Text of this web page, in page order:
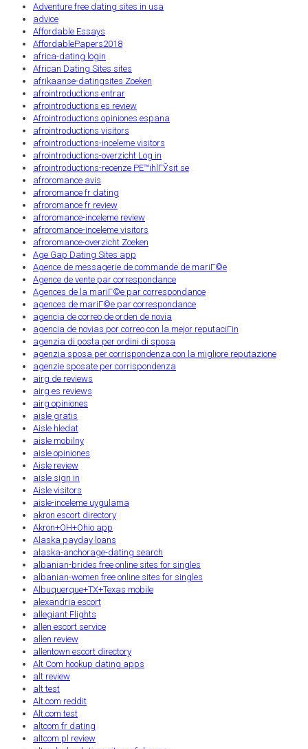
Adventure free dating sites in usa
advice
Affordable Essays
AffordablePapers2018
africa-dating login
African Dating Sites sites
afrikaanse-datingsites Zoeken
afrointroductions entrar
afrointroductions es review
Afrointroductions opiniones espana
afrointroductions visitors
afrointroductions-inceleme visitors
afrointroductions-overzicht Log in
afrointroductions-recenze PЕ™ihlГЎsit se
afroromance avis
afroromance fr dating
afroromance fr review
afroromance-inceleme review
afroromance-inceleme visitors
afroromance-overzicht Zoeken
Age Gap Dating Sites app
Agence de messagerie de commande de mariГ©e
Agence de vente par correspondance
Agences de la mariГ©e par correspondance
agences de mariГ©e par correspondance
agencia de correo de orden de novia
agencia de novias por correo con la mejor reputaciГіn
agenzia di posta per ordini di sposa
agenzia sposa per corrispondenza con la migliore reputazione
agenzie sposate per corrispondenza
airg de reviews
airg es reviews
airg opiniones
aisle gratis
Aisle hledat
aisle mobilny
aisle opiniones
Aisle review
aisle sign in
Aisle visitors
aisle-inceleme uygulama
akron escort directory
Akron+OH+Ohio app
Alaska payday loans
alaska-anchorage-dating search
albanian-brides free online sites for singles
albanian-women free online sites for singles
Albuquerque+TX+Texas mobile
alexandria escort
allegiant Flights
allen escort service
allen review
allentown escort directory
Alt Com hookup dating apps
alt review
alt test
Alt.com reddit
Alt.com test
altcom fr dating
altcom pl review